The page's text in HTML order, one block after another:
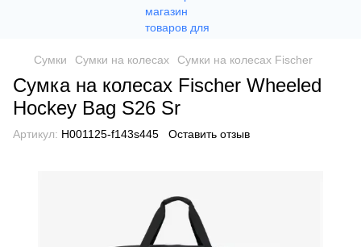
Сумки Сумки на колесах Сумки на колесах Fischer
Сумка на колесах Fischer Wheeled
Hockey Bag S26 Sr
Артикул: H001125-f143s445 Оставить отзыв